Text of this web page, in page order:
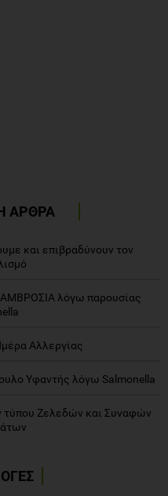
ΑΡΘΡΑ
και επιβραδύνουν τον
λόγω παρουσίας
Αλλεργίας
Υφαντής λόγω Salmonella
Ζελεδών και Συναφών